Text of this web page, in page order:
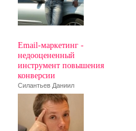
Email-маркетинг -
недооцененный
инструмент повышения
конверсии
Силантьев Даниил